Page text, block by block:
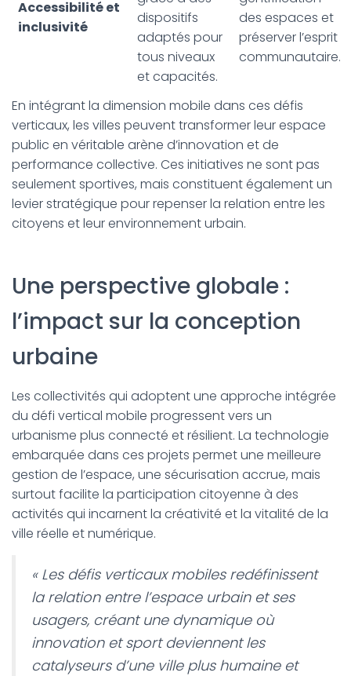
Accessibilité et
inclusivité
dispositifs
adaptés pour
tous niveaux
et capacités.
des espaces et
préserver l’esprit
communautaire.
En intégrant la dimension mobile dans ces défis
verticaux, les villes peuvent transformer leur espace
public en véritable arène d’innovation et de
performance collective. Ces initiatives ne sont pas
seulement sportives, mais constituent également un
levier stratégique pour repenser la relation entre les
citoyens et leur environnement urbain.
Une perspective globale :
l’impact sur la conception
urbaine
Les collectivités qui adoptent une approche intégrée
du défi vertical mobile progressent vers un
urbanisme plus connecté et résilient. La technologie
embarquée dans ces projets permet une meilleure
gestion de l’espace, une sécurisation accrue, mais
surtout facilite la participation citoyenne à des
activités qui incarnent la créativité et la vitalité de la
ville réelle et numérique.
« Les défis verticaux mobiles redéfinissent
la relation entre l’espace urbain et ses
usagers, créant une dynamique où
innovation et sport deviennent les
catalyseurs d’une ville plus humaine et